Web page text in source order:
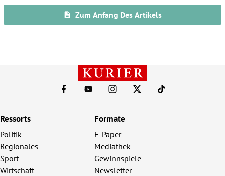
Ressorts
Politik
Regionales
Sport
Wirtschaft
Formate
E-Paper
Mediathek
Gewinnspiele
Newsletter